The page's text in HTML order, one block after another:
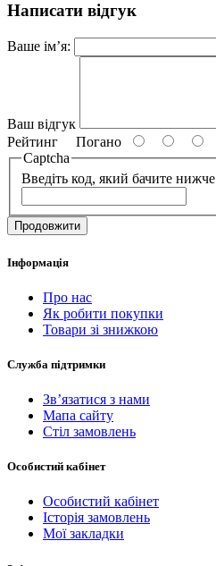
Написати відгук
Ваше ім’я:
Ваш відгук
Рейтинг Погано
Captcha
Введіть код, який бачите нижче
Продовжити
Інформація
Про нас
Як робити покупки
Товари зі знижкою
Служба підтримки
Зв’язатися з нами
Мапа сайту
Стіл замовлень
Особистий кабінет
Особистий кабінет
Історія замовлень
Мої закладки